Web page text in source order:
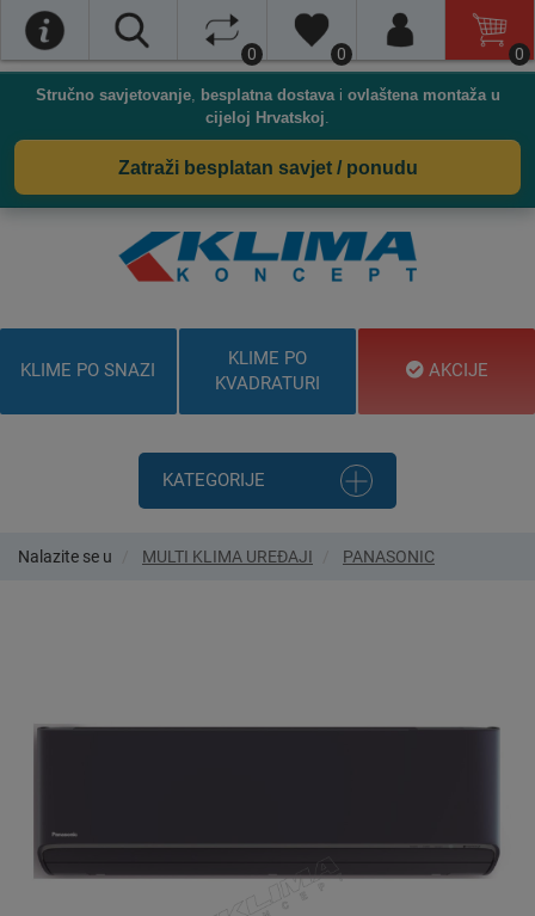
0 0 0
Stručno savjetovanje, besplatna dostavai ovlaštena montaža u
cijeloj Hrvatskoj.
Zatraži besplatan savjet / ponudu
KLIME PO SNAZI
KLIME PO
KVADRATURI
AKCIJE
KATEGORIJE
Nalazite se u MULTI KLIMA UREĐAJI PANASONIC